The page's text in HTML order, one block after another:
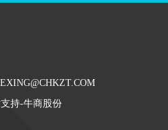
持-牛商股份